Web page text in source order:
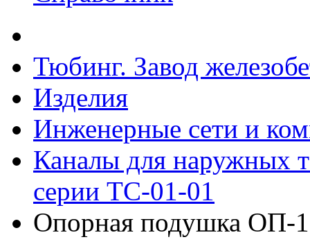
Тюбинг. Завод
Изделия
Инженерные сети и
Каналы для наружных
серии ТС-01-01
Опорная подушка ОП-